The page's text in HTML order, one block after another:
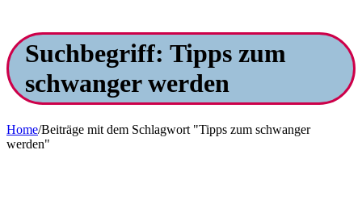
Suchbegriff: Tipps zum
schwanger werden
Home/Beiträge mit dem Schlagwort "Tipps zum schwanger
werden"